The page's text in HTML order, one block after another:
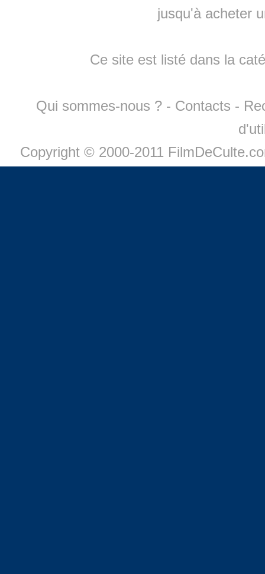
jusqu'à acheter
Ce site est listé dans la
Qui sommes-nous ? - Contacts -
Copyright © 2000-2011